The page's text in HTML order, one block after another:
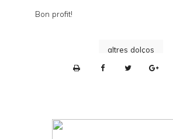
Bon profit!
altres dolços
n